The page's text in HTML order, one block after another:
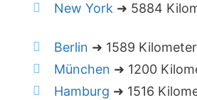
New York ➜ 5884
Berlin ➜ 1589 Kilometer
München ➜ 1200
Hamburg ➜ 1516